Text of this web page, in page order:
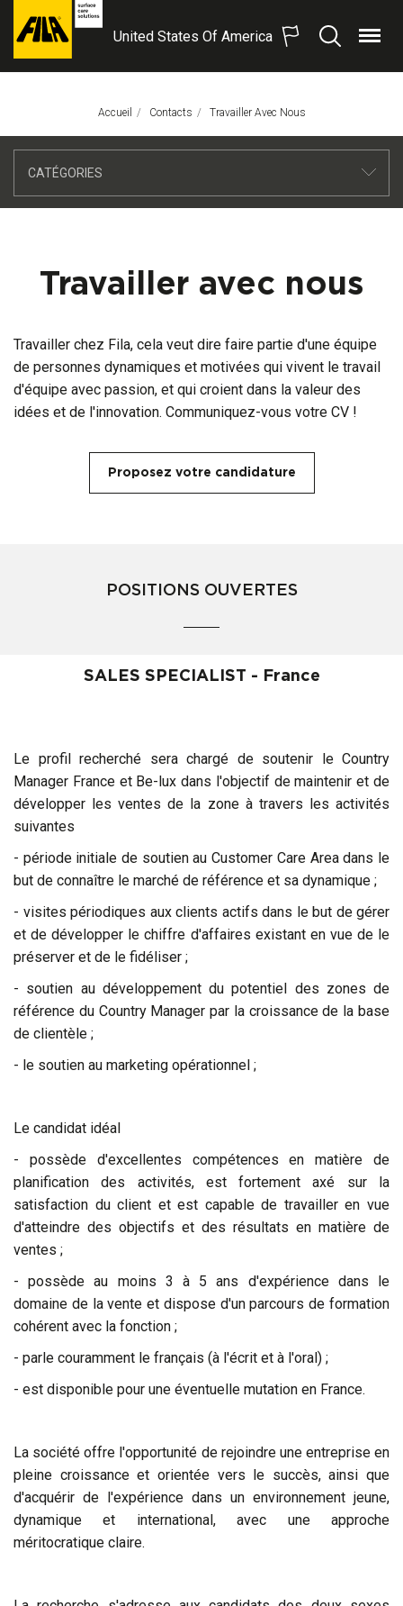
FILA
SB
United States Of America
Recherche
Menu
Accueil Contacts Page Actuelle:
Travailler Avec Nous
CATÉGORIES
Travailler avec nous
Travailler chez Fila, cela veut dire faire partie d'une équipe
de personnes dynamiques et motivées qui vivent le travail
d'équipe avec passion, et qui croient dans la valeur des
idées et de l'innovation. Communiquez-vous votre CV !
Proposez votre candidature
POSITIONS OUVERTES
SALES SPECIALIST - France
Le profil recherché sera chargé de soutenir le Country
Manager France et Be-lux dans l'objectif de maintenir et de
développer les ventes de la zone à travers les activités
suivantes
- période initiale de soutien au Customer Care Area dans le
but de connaître le marché de référence et sa dynamique ;
- visites périodiques aux clients actifs dans le but de gérer
et de développer le chiffre d'affaires existant en vue de le
préserver et de le fidéliser ;
- soutien au développement du potentiel des zones de
référence du Country Manager par la croissance de la base
de clientèle ;
- le soutien au marketing opérationnel ;
Le candidat idéal
- possède d'excellentes compétences en matière de
planification des activités, est fortement axé sur la
satisfaction du client et est capable de travailler en vue
d'atteindre des objectifs et des résultats en matière de
ventes ;
- possède au moins 3 à 5 ans d'expérience dans le
domaine de la vente et dispose d'un parcours de formation
cohérent avec la fonction ;
- parle couramment le français (à l'écrit et à l'oral) ;
- est disponible pour une éventuelle mutation en France.
La société offre l'opportunité de rejoindre une entreprise en
pleine croissance et orientée vers le succès, ainsi que
d'acquérir de l'expérience dans un environnement jeune,
dynamique et international, avec une approche
méritocratique claire.